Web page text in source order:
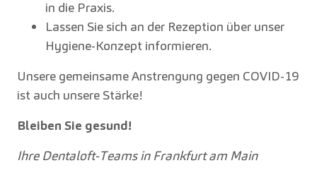
in die Praxis.
Lassen Sie sich an der Rezeption über unser
Hygiene-Konzept informieren.
Unsere gemeinsame Anstrengung gegen COVID-19
ist auch unsere Stärke!
Bleiben Sie gesund!
Ihre Dentaloft-Teams in Frankfurt am Main